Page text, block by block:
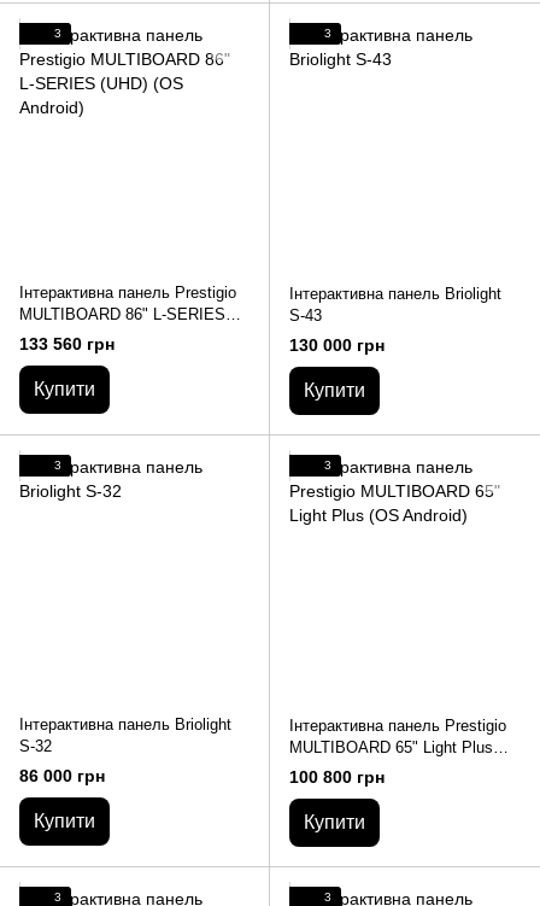
3
Інтерактивна панель Prestigio
MULTIBOARD 86" L-SERIES
(UHD) (OS Android)
133 560 грн
Купити
3
Інтерактивна панель Briolight
S-43
130 000 грн
Купити
3
Інтерактивна панель Briolight
S-32
86 000 грн
Купити
3
Інтерактивна панель Prestigio
MULTIBOARD 65" Light Plus
(OS Android)
100 800 грн
Купити
3 3